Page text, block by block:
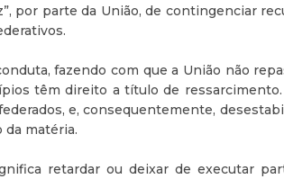
por parte da União, de contingenciar
fazendo com que a União não
têm direito a título de ressarcimento.
e, consequentemente,
da matéria.
retardar ou deixar de executar